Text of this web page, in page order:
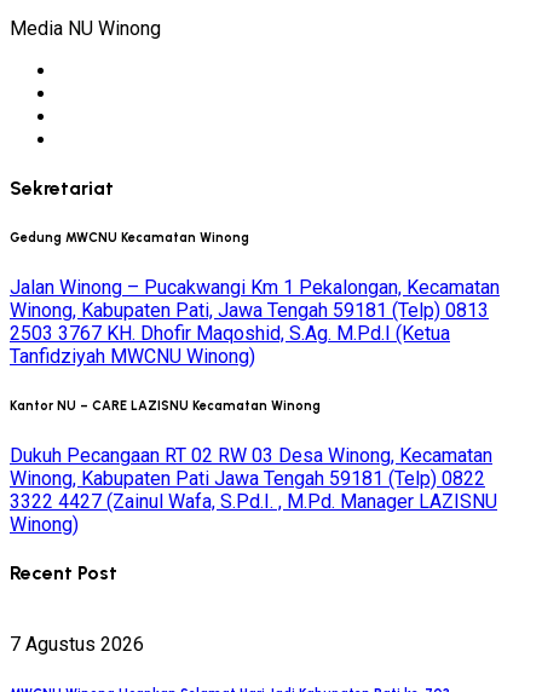
Media NU Winong
Sekretariat
Gedung MWCNU Kecamatan Winong
Jalan Winong – Pucakwangi Km 1 Pekalongan, Kecamatan
Winong, Kabupaten Pati, Jawa Tengah 59181 (Telp) 0813
2503 3767 KH. Dhofir Maqoshid, S.Ag. M.Pd.I (Ketua
Tanfidziyah MWCNU Winong)
Kantor NU – CARE LAZISNU Kecamatan Winong
Dukuh Pecangaan RT 02 RW 03 Desa Winong, Kecamatan
Winong, Kabupaten Pati Jawa Tengah 59181 (Telp) 0822
3322 4427 (Zainul Wafa, S.Pd.I. , M.Pd. Manager LAZISNU
Winong)
Recent Post
7 Agustus 2026